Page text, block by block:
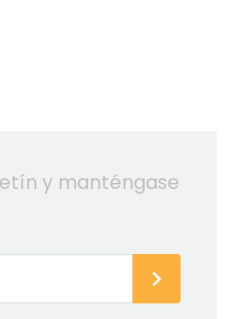
y manténgase